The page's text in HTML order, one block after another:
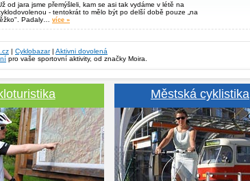
od jara jsme přemýšleli, kam se asi tak vydáme v létě na
- tentokrát to mělo být po delší době pouze „na
Padaly… více »
| Cyklobazar| Aktivni dovolená
pro vaše sportovní aktivity, od značky Moira.
Městská cyklistika